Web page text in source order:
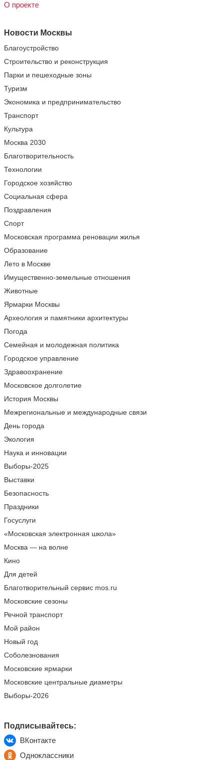
О проекте
Новости Москвы
Благоустройство
Строительство и реконструкция
Парки и пешеходные зоны
Туризм
Экономика и предпринимательство
Транспорт
Культура
Москва 2030
Благотворительность
Технологии
Городское хозяйство
Социальная сфера
Поздравления
Спорт
Московская программа реновации жилья
Образование
Лето в Москве
Имущественно-земельные отношения
Животные
Ярмарки Москвы
Археология и памятники архитектуры
Погода
Семейная и молодежная политика
Городское управление
Здравоохранение
Московское долголетие
История Москвы
Межрегиональные и международные связи
День города
Экология
Наука и инновации
Выборы-2025
Выставки
Безопасность
Праздники
Госуслуги
«Московская электронная школа»
Москва — на волне
Кино
Для детей
Благотворительный сервис mos.ru
Московские сезоны
Речной транспорт
Мой район
Новый год
Соболезнования
Московские ярмарки
Московские центральные диаметры
Выборы-2026
Подписывайтесь:
ВКонтакте
Одноклассники